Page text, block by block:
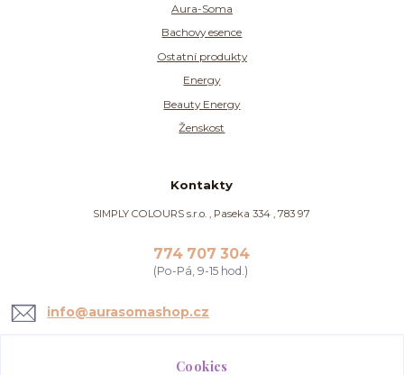
Aura-Soma
Bachovy esence
Ostatní produkty
Energy
Beauty Energy
Ženskost
Kontakty
SIMPLY COLOURS s.r.o. , Paseka 334 , 783 97
774 707 304
(Po-Pá, 9-15 hod.)
info@aurasomashop.cz
Cookies